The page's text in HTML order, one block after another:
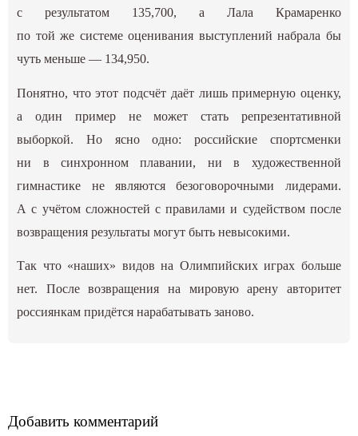
с результатом 135,700, а Лала Крамаренко
по той же системе оценивания выступлений набрала бы
чуть меньше — 134,950.
Понятно, что этот подсчёт даёт лишь примерную оценку,
а один пример не может стать репрезентативной
выборкой. Но ясно одно: российские спортсменки
ни в синхронном плавании, ни в художественной
гимнастике не являются безоговорочными лидерами.
А с учётом сложностей с правилами и судейством после
возвращения результаты могут быть невысокими.
Так что «наших» видов на Олимпийских играх больше
нет. После возвращения на мировую арену авторитет
россиянкам придётся нарабатывать заново.
Добавить комментарий